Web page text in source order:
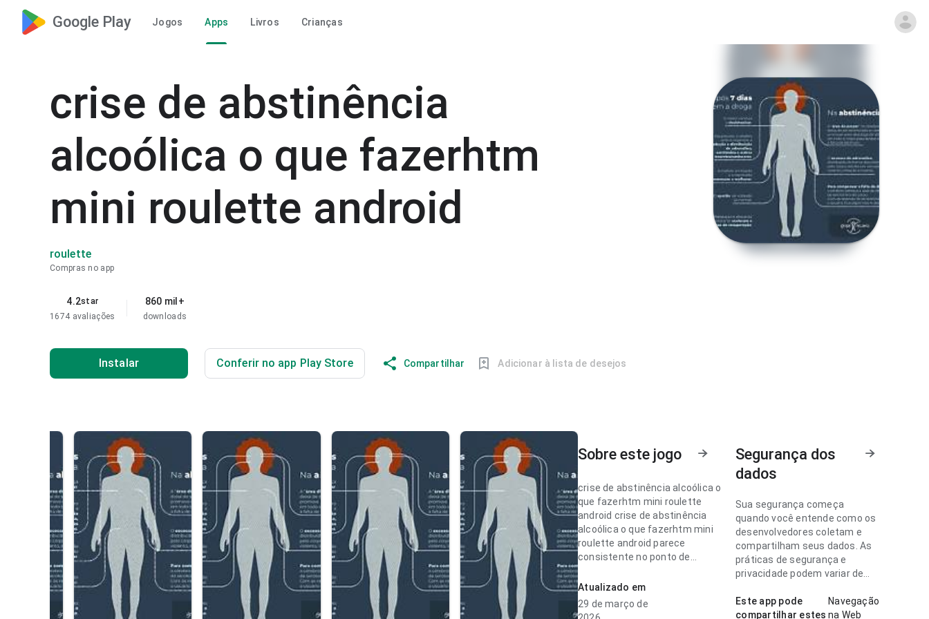
Google Play Jogos Apps Livros Crianças
crise de abstinência
alcoólica o que fazerhtm
mini roulette android
roulette
Compras no app
4.2star
1674 avaliações
860 mil+
downloads
Instalar Conferir no app Play Store Compartilhar Adicionar à lista de desejos
Sobre este jogo
crise de abstinência alcoólica o
que fazerhtm mini roulette
android crise de abstinência
alcoólica o que fazerhtm mini
roulette android parece
consistente no ponto de
uma tela menor; a página parece
completa sem ficar pesada. A
página deixa uma impressão
Atualizado em
29 de março de
Segurança dos
dados
Sua segurança começa
quando você entende como os
desenvolvedores coletam e
compartilham seus dados. As
práticas de segurança e
privacidade podem variar de
idade.
Este app pode
compartilhar estes
Navegação
na Web